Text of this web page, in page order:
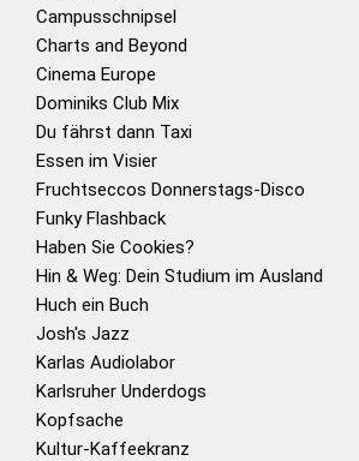
Campusschnipsel
Charts and Beyond
Cinema Europe
Dominiks Club Mix
Du fährst dann Taxi
Essen im Visier
Fruchtseccos Donnerstags-Disco
Funky Flashback
Haben Sie Cookies?
Hin & Weg: Dein Studium im Ausland
Huch ein Buch
Josh's Jazz
Karlas Audiolabor
Karlsruher Underdogs
Kopfsache
Kultur-Kaffeekranz